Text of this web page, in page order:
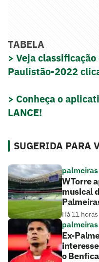
TABELA
> Veja
Paulistão-2022
> Conheça o
LANCE!
SUGERIDA PARA
palmeiras
WTorre
musical
Há 11 horas
palmeiras
Ex-
o Benfica